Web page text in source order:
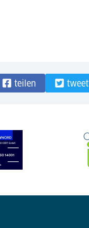
teilen tweet